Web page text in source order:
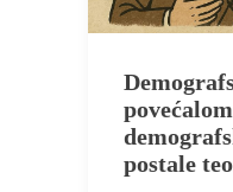
postale